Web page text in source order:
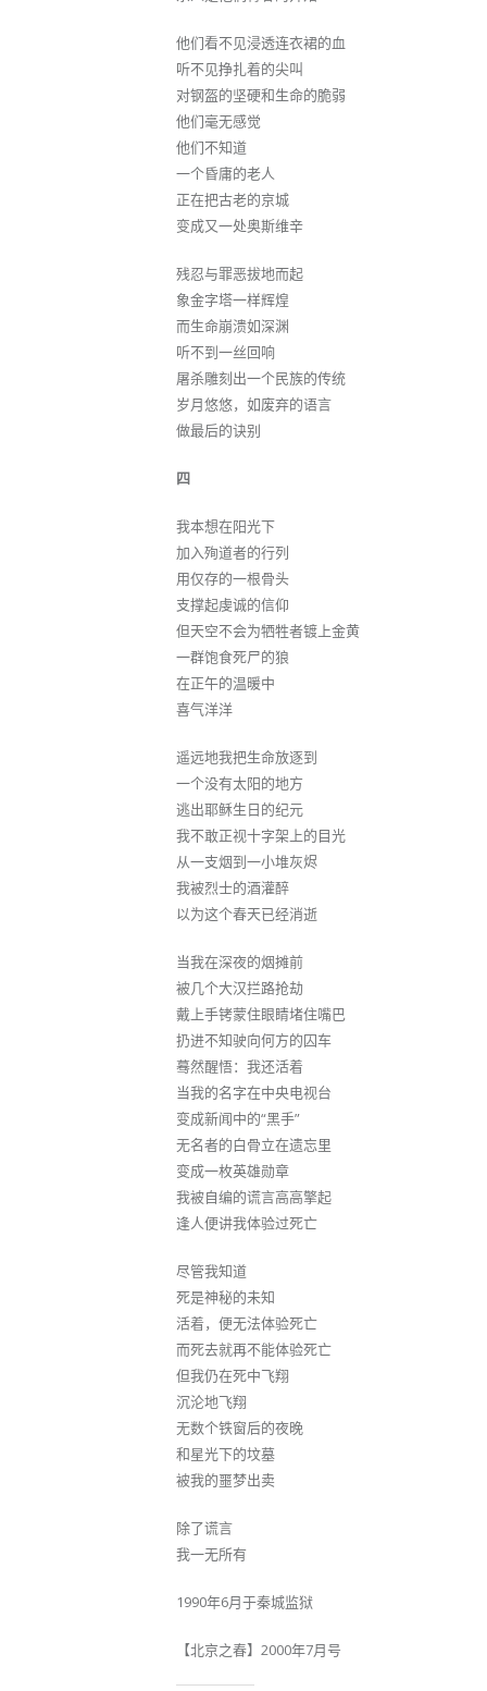
他们看不见浸透连衣裙的血
听不见挣扎着的尖叫
对钢盔的坚硬和生命的脆弱
他们毫无感觉
他们不知道
一个昏庸的老人
正在把古老的京城
变成又一处奥斯维辛
残忍与罪恶拔地而起
象金字塔一样辉煌
而生命崩溃如深渊
听不到一丝回响
屠杀雕刻出一个民族的传统
岁月悠悠，如废弃的语言
做最后的诀别
四
我本想在阳光下
加入殉道者的行列
用仅存的一根骨头
支撑起虔诚的信仰
但天空不会为牺牲者镀上金黄
一群饱食死尸的狼
在正午的温暖中
喜气洋洋
遥远地我把生命放逐到
一个没有太阳的地方
逃出耶稣生日的纪元
我不敢正视十字架上的目光
从一支烟到一小堆灰烬
我被烈士的酒灌醉
以为这个春天已经消逝
当我在深夜的烟摊前
被几个大汉拦路抢劫
戴上手铐蒙住眼睛堵住嘴巴
扔进不知驶向何方的囚车
蓦然醒悟：我还活着
当我的名字在中央电视台
变成新闻中的“黑手”
无名者的白骨立在遗忘里
变成一枚英雄勋章
我被自编的谎言高高擎起
逢人便讲我体验过死亡
尽管我知道
死是神秘的未知
活着，便无法体验死亡
而死去就再不能体验死亡
但我仍在死中飞翔
沉沦地飞翔
无数个铁窗后的夜晚
和星光下的坟墓
被我的噩梦出卖
除了谎言
我一无所有
1990年6月于秦城监狱
【北京之春】2000年7月号